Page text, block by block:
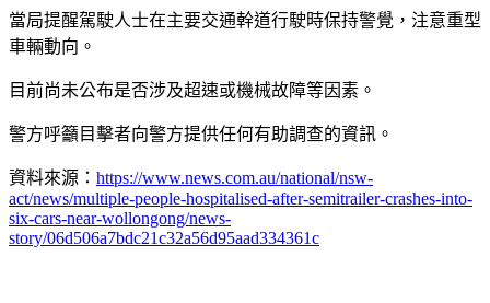
當局提醒駕駛人士在主要交通幹道行駛時保持警覺，注意重型
車輛動向。
目前尚未公布是否涉及超速或機械故障等因素。
警方呼籲目擊者向警方提供任何有助調查的資訊。
資料來源： https://www.news.com.au/national/nsw-
act/news/multiple-people-hospitalised-after-semitrailer-crashes-into-
six-cars-near-wollongong/news-
story/06d506a7bdc21c32a56d95aad334361c